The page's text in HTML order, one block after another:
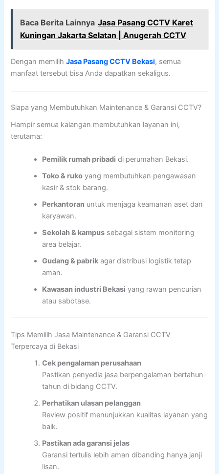
Baca Berita Lainnya Jasa Pasang CCTV Karet
Kuningan Jakarta Selatan | Anugerah CCTV
Dengan memilihJasa Pasang CCTV Bekasi, semua
manfaat tersebut bisa Anda dapatkan sekaligus.
Siapa yang Membutuhkan Maintenance & Garansi CCTV?
Hampir semua kalangan membutuhkan layanan ini,
terutama:
Pemilik rumah pribadi di perumahan Bekasi.
Toko & ruko yang membutuhkan pengawasan
kasir & stok barang.
Perkantoran untuk menjaga keamanan aset dan
karyawan.
Sekolah & kampus sebagai sistem monitoring
area belajar.
Gudang & pabrik agar distribusi logistik tetap
aman.
Kawasan industri Bekasi yang rawan pencurian
atau sabotase.
Tips Memilih Jasa Maintenance & Garansi CCTV
Terpercaya di Bekasi
Cek pengalaman perusahaan
Pastikan penyedia jasa berpengalaman bertahun-
tahun di bidang CCTV.
Perhatikan ulasan pelanggan
Review positif menunjukkan kualitas layanan yang
baik.
Pastikan ada garansi jelas
Garansi tertulis lebih aman dibanding hanya janji
lisan.